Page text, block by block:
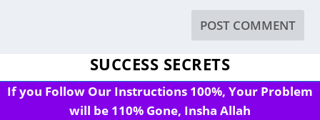
SUCCESS SECRETS
If you Follow Our Instructions 100%, Your Problem
will be 110% Gone, Insha Allah